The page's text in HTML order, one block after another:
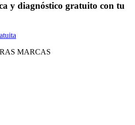
y diagnóstico gratuito con tu
MARCAS